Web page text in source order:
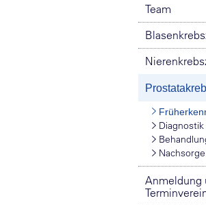
Team
Diagnostik
Nachsorge
Anmeldung